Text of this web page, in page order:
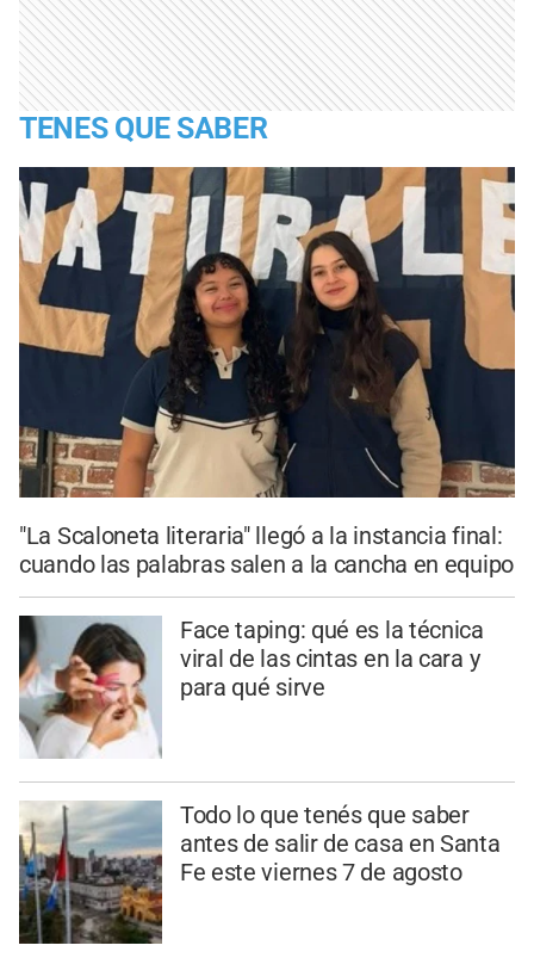
TENES QUE SABER
"La Scaloneta literaria" llegó a la instancia final:
cuando las palabras salen a la cancha en equipo
Face taping: qué es la técnica
viral de las cintas en la cara y
para qué sirve
Todo lo que tenés que saber
antes de salir de casa en Santa
Fe este viernes 7 de agosto